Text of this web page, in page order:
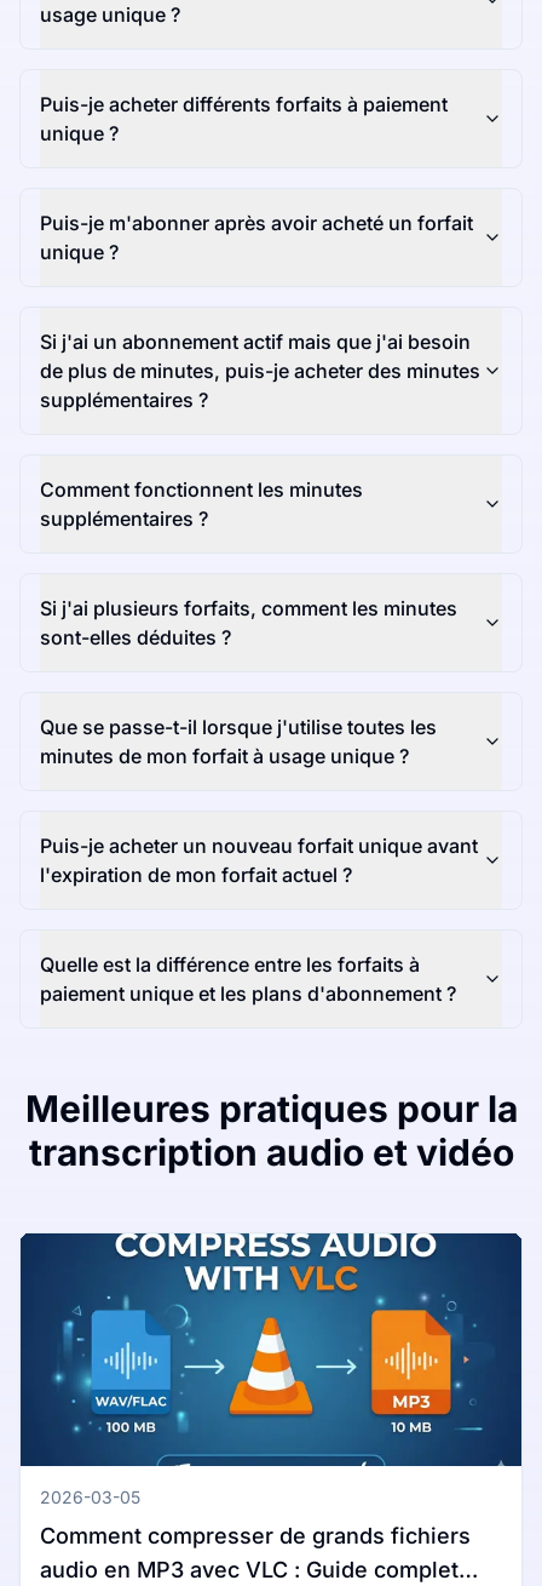
usage unique ?
Puis-je acheter différents forfaits à paiement
unique ?
Puis-je m'abonner après avoir acheté un forfait
unique ?
Si j'ai un abonnement actif mais que j'ai besoin
de plus de minutes, puis-je acheter des minutes
supplémentaires ?
Comment fonctionnent les minutes
supplémentaires ?
Si j'ai plusieurs forfaits, comment les minutes
sont-elles déduites ?
Que se passe-t-il lorsque j'utilise toutes les
minutes de mon forfait à usage unique ?
Puis-je acheter un nouveau forfait unique avant
l'expiration de mon forfait actuel ?
Quelle est la différence entre les forfaits à
paiement unique et les plans d'abonnement ?
Meilleures pratiques pour la
transcription audio et vidéo
2026-03-05
Comment compresser de grands fichiers
audio en MP3 avec VLC : Guide complet